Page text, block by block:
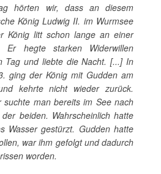
hörten wir, dass an diesem
König Ludwig II. im Wurmsee
König litt schon lange an einer
Er hegte starken Widerwillen
Tag und liebte die Nacht. [...] In
ging der König mit Gudden am
kehrte nicht wieder zurück.
suchte man bereits im See nach
beiden. Wahrscheinlich hatte
Wasser gestürzt. Gudden hatte
war ihm gefolgt und dadurch
worden.